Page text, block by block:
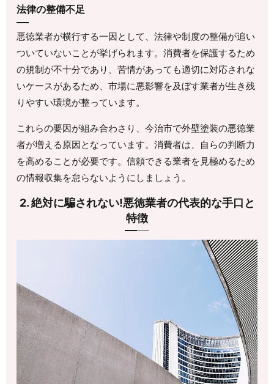
法律の整備不足
悪徳業者が横行する一因として、法律や制度の整備が追い
ついていないことが挙げられます。消費者を保護するため
の規制が不十分であり、苦情があっても適切に対応されな
いケースがあるため、市場に悪影響を及ぼす業者が生き残
りやすい環境が整っています。
これらの要因が組み合わさり、今治市で外壁塗装の悪徳業
者が増える原因となっています。消費者は、自らの判断力
を高めることが必要です。信頼できる業者を見極めるため
の情報収集を怠らないようにしましょう。
2. 絶対に騙されない!悪徳業者の代表的な手口と
特徴